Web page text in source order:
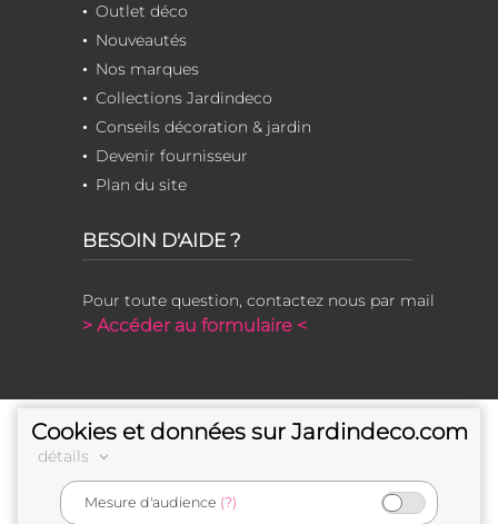
Outlet déco
Nouveautés
Nos marques
Collections Jardindeco
Conseils décoration & jardin
Devenir fournisseur
Plan du site
BESOIN D'AIDE ?
Pour toute question, contactez nous par mail
> Accéder au formulaire <
Cookies et données sur Jardindeco.com
détails
Mesure d'audience (?)